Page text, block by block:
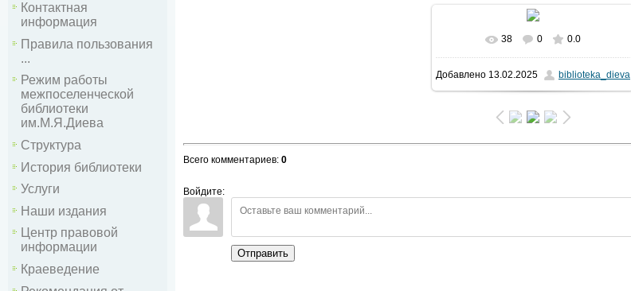
Контактная
информация
Правила пользования
...
Режим работы
межпоселенческой
библиотеки
им.М.Я.Диева
Структура
История библиотеки
Услуги
Наши издания
Центр правовой
информации
Краеведение
В реальном размере 834x434
72.8Kb
38 0 0.0
Добавлено 13.02.2025 biblioteka_dieva
Всего комментариев: 0
Войдите:
Отправить